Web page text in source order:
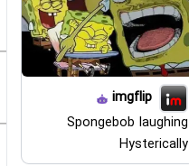
imgflip
Spongebob laughing
Hysterically